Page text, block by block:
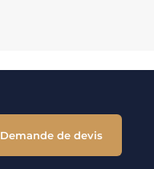
Demande de devis